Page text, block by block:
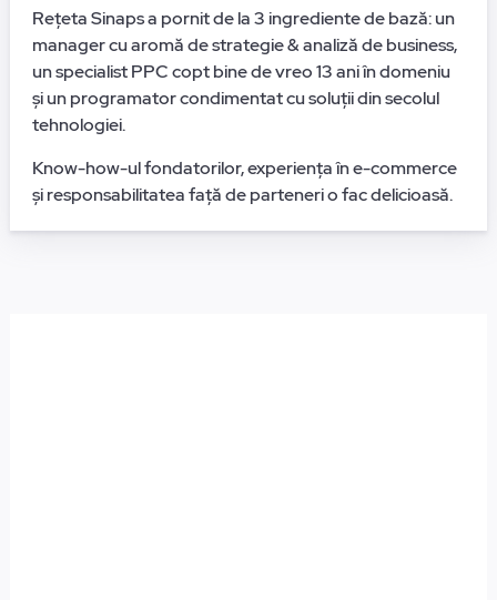
Rețeta Sinaps a pornit de la 3 ingrediente de bază: un
manager cu aromă de strategie & analiză de business,
un specialist PPC copt bine de vreo 13 ani în domeniu
și un programator condimentat cu soluții din secolul
tehnologiei.
Know-how-ul fondatorilor, experiența în e-commerce
și responsabilitatea față de parteneri o fac delicioasă.